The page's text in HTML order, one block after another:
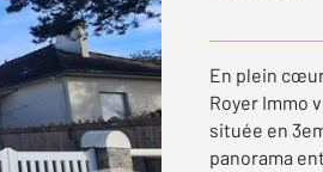
En plein
Royer Immo
située en
panorama